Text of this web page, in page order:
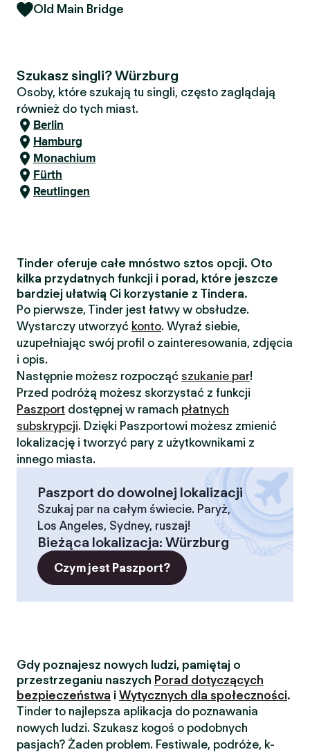
Old Main Bridge
Szukasz singli? Würzburg
Osoby, które szukają tu singli, często zaglądają
również do tych miast.
Berlin
Hamburg
Monachium
Fürth
Reutlingen
Tinder oferuje całe mnóstwo sztos opcji. Oto
kilka przydatnych funkcji i porad, które jeszcze
bardziej ułatwią Ci korzystanie z Tindera.
Po pierwsze, Tinder jest łatwy w obsłudze.
Wystarczy utworzyć konto. Wyraź siebie,
uzupełniając swój profil o zainteresowania, zdjęcia
i opis.
Następnie możesz rozpocząć szukanie par!
Przed podróżą możesz skorzystać z funkcji
Paszport dostępnej w ramach płatnych
subskrypcji. Dzięki Paszportowi możesz zmienić
lokalizację i tworzyć pary z użytkownikami z
innego miasta.
Paszport do dowolnej lokalizacji
Szukaj par na całym świecie. Paryż,
Los Angeles, Sydney, ruszaj!
Bieżąca lokalizacja: Würzburg
Czym jest Paszport?
Gdy poznajesz nowych ludzi, pamiętaj o
przestrzeganiu naszych Porad dotyczących
bezpieczeństwa i Wytycznych dla społeczności.
Tinder to najlepsza aplikacja do poznawania
nowych ludzi. Szukasz kogoś o podobnych
pasjach? Żaden problem. Festiwale, podróże, k-